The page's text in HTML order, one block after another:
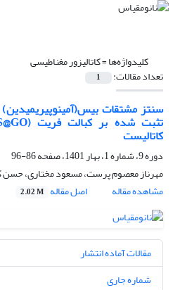
کلیدواژه‌ها =کاتالیزور مغناطیسی
تعداد مقالات: 1
سنتز مشتقات بیس(آمینو‌پیریمیدین)
کاتالیست
دوره 9، شماره 1، بهار 1401، صفحه
86-96
مهرناز معصوم پرست، مسعود مختاری، حسن
مشاهده مقاله
اصل مقاله 2.02 M
مقالات آماده انتشار
شماره جاری